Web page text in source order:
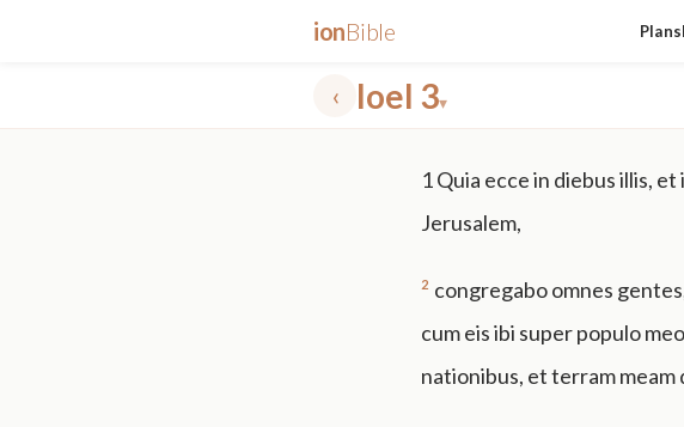
ionBible Plans
‹ Ioel 3▾
1Quia ecce in diebus illis,
Jerusalem,
2 congregabo omnes
cum eis ibi super populo
nationibus, et terram meam